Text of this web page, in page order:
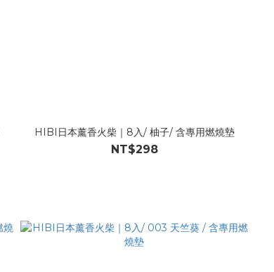
HIBI日本薰香火柴｜8入/ 柚子/ 含專用燃燒墊
NT$298